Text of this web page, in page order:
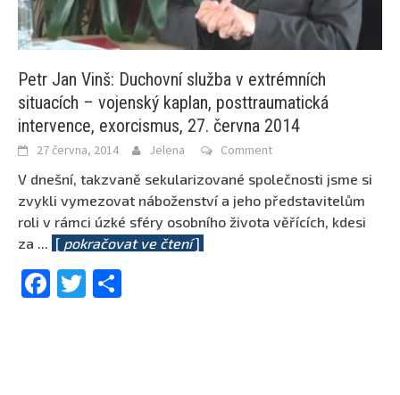
Petr Jan Vinš: Duchovní služba v extrémních
situacích – vojenský kaplan, posttraumatická
intervence, exorcismus, 27. června 2014
27 června, 2014 Jelena Comment
V dnešní, takzvaně sekularizované společnosti jsme si
zvykli vymezovat náboženství a jeho představitelům
roli v rámci úzké sféry osobního života věřících, kdesi
za ... [ pokračovat ve čtení]
Facebook
Twitter